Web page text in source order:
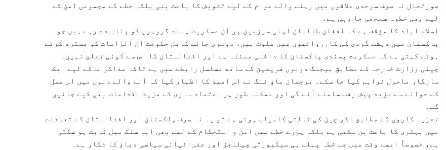
صورتحال نہ صرف سرحدی علاقوں میں رہنے والے عوام کے لیے تشویش کا باعث بنی بلکہ خطے کے مجموعی امن کے
لیے بھی خطرہ سمجھی جا رہی ہے۔
اسلام آباد کا مؤقف ہے کہ افغان طالبان اپنی سرزمین پر ان عسکریت پسند گروہوں کو پناہ دے رہے ہیں جو
پاکستان میں دہشت گردی کی کارروائیوں میں ملوث ہیں۔ دوسری جانب کابل حکومت ان الزامات کو مسترد کرتے
ہوئے کہتی ہے کہ عسکریت پسندی پاکستان کا داخلی مسئلہ ہے اور افغانستان کا اس سے کوئی تعلق نہیں۔
چینی وزارت خارجہ کے مطابق بیجنگ دونوں فریقین کے ساتھ مسلسل رابطے میں ہے تاکہ مذاکرات کے لیے ایک
سازگار ماحول فراہم کیا جا سکے۔ ترجمان ماؤ ننگ نے اس امید کا اظہار کیا کہ آنے والے دنوں میں اس عمل
کے حوالے سے مزید پیش رفت سامنے آئے گی اور ممکنہ طور پر اعتماد سازی کے مزید اقدامات بھی کیے جائیں
گے۔
تجزیہ کاروں کے مطابق اگر چین کی ثالثی کامیاب ہوتی ہے تو یہ نہ صرف پاکستان اور افغانستان کے تعلقات
میں بہتری کا باعث بن سکتی ہے بلکہ پورے خطے میں امن و استحکام کے لیے بھی اہم سنگ میل ثابت ہو سکتی
ہے، خصوصاً ایسے وقت میں جب خطہ پہلے ہی سیکیورٹی چیلنجز اور جغرافیائی سیاسی دباؤ کا شکار ہے۔